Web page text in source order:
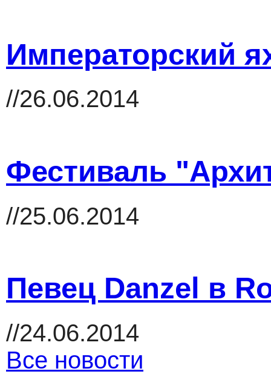
Императорский
//26.06.2014
Фестиваль
//25.06.2014
Певец Danzel в
//24.06.2014
Все новости